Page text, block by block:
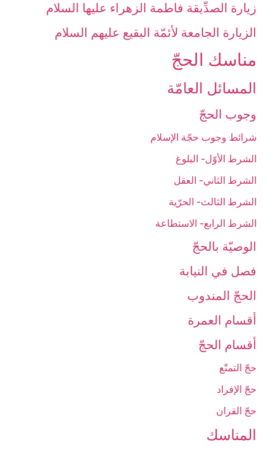
زيارة الصدِّيقة فاطمة الزهراء عليها السلام‏
الزيارة الجامعة لأئمّة البقيع عليهم السلام‏
مناسك الحجّ‏
المسائل العامّة
وجوب الحجّ‏
شرائط وجوب حجّة الإسلام‏
الشرط الأوّل- البلوغ
الشرط الثاني- العقل
الشرط الثالث- الحرّية
الشرط الرابع- الاستطاعة
الوصيّة بالحجّ‏
فصل في النيابة
الحجّ المندوب‏
أقسام العمرة
أقسام الحجّ‏
حجّ التمتّع‏
حجّ الإفراد
حجّ القران‏
المناسك‏